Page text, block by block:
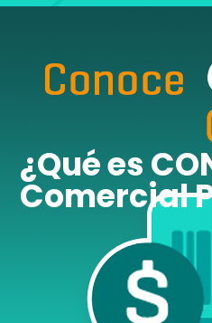
¿Qué es
Comercial